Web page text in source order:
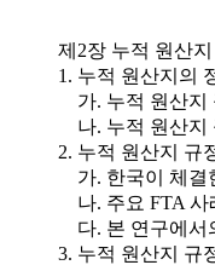
제2장 누적 원산
1. 누적 원산지의
가. 누적 원산지
나. 누적 원산지
2. 누적 원산지 규
가. 한국이 체결
나. 주요 FTA 사
다. 본 연구에서
3. 누적 원산지 규